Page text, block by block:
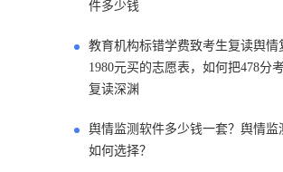
件多少钱
教育机构标错学费致考生复读舆情
1980元买的志愿表，如何把478分
复读深渊
舆情监测软件多少钱一套？舆情监
如何选择？